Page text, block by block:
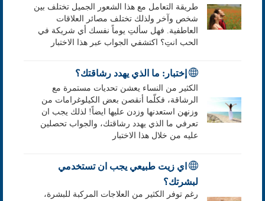
طريقة التعامل مع هذا الشعور الجميل تختلف بين
شخص وآخر ولذلك تختلف مصائر العلاقات
العاطفية. فهل سألتِ يوماً نفسك أي شريكة في
الحب انتِ؟ اكتشفي الجواب عبر هذا الاختبار
إختبار: ما الذي يهدد رشاقتك؟
الكثير من النساء يعشن تحديات مستمرة مع
الرشاقة، فكلّما أنقصن بعض الكيلوغرامات من
وزنهن استعدنها وزدن عليها ايضاً! لذلك يجب ان
تعرفي ما الذي يهدد رشاقتك، والجواب تحصلين
عليه من خلال هذا الاختبار
اي زيت طبيعي يجب ان تستخدمي
لبشرتك؟
رغم توفر الكثير من العلاجات المركبة للبشرة،